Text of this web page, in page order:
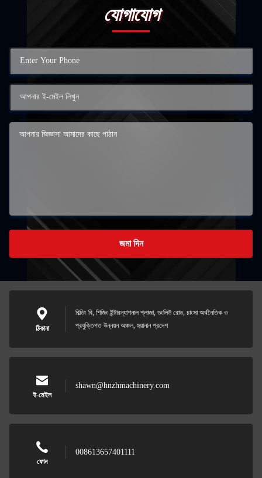
যোগাযোগ
জমা দিন
ঠিকানা
বিল্ডিং বি, শিজিং ইন্টারন্যাশনাল প্লাজা, ডংলিউ রোড, চাংসা অর্থনৈতিক ও
প্রযুক্তিগত উন্নয়ন অঞ্চল, হুয়ানান প্রদেশ
ই-মেইল
shawn@hnzhmachinery.com
ফোন
008613657401111